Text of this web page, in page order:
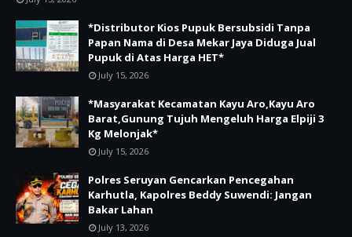
*Distributor Kios Pupuk Bersubsidi Tanpa
Papan Nama di Desa Mekar Jaya Diduga Jual
Pupuk di Atas Harga HET*
July 15, 2026
*Masyarakat Kecamatan Kayu Aro,Kayu Aro
Barat,Gunung Tujuh Mengeluh Harga Elpiji 3
Kg Melonjak*
July 15, 2026
Polres Seruyan Gencarkan Pencegahan
Karhutla, Kapolres Beddy Suwendi: Jangan
Bakar Lahan
July 13, 2026